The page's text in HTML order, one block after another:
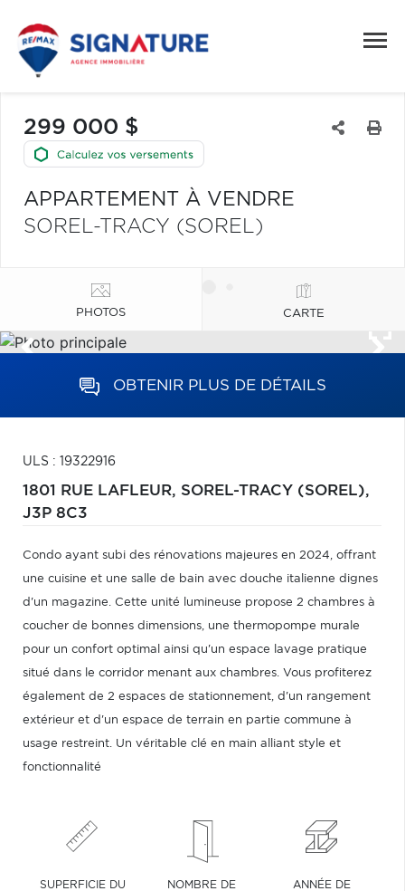
299 000 $
APPARTEMENT À VENDRE
SOREL-TRACY (SOREL)
PHOTOS CARTE
OBTENIR PLUS DE DÉTAILS
ULS : 19322916
1801 RUE LAFLEUR, SOREL-TRACY (SOREL),
J3P 8C3
Condo ayant subi des rénovations majeures en 2024, offrant
une cuisine et une salle de bain avec douche italienne dignes
d'un magazine. Cette unité lumineuse propose 2 chambres à
coucher de bonnes dimensions, une thermopompe murale
pour un confort optimal ainsi qu'un espace lavage pratique
situé dans le corridor menant aux chambres. Vous profiterez
également de 2 espaces de stationnement, d'un rangement
extérieur et d'un espace de terrain en partie commune à
usage restreint. Un véritable clé en main alliant style et
fonctionnalité
SUPERFICIE DU
NOMBRE DE
ANNÉE DE